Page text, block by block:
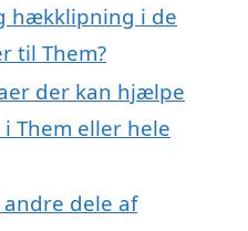
hækklipning i de
til Them?
der kan hjælpe
Them eller hele
dele af